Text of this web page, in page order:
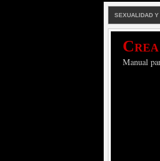
SEXUALIDAD Y
Manual